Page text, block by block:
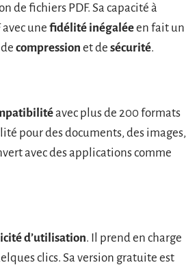
de fichiers PDF. Sa capacité à
une fidélité inégaléeen fait un
compression et de sécurité.
avec plus de 200 formats
pour des documents, des images,
avec des applications comme
d’utilisation. Il prend en charge
clics. Sa version gratuite est